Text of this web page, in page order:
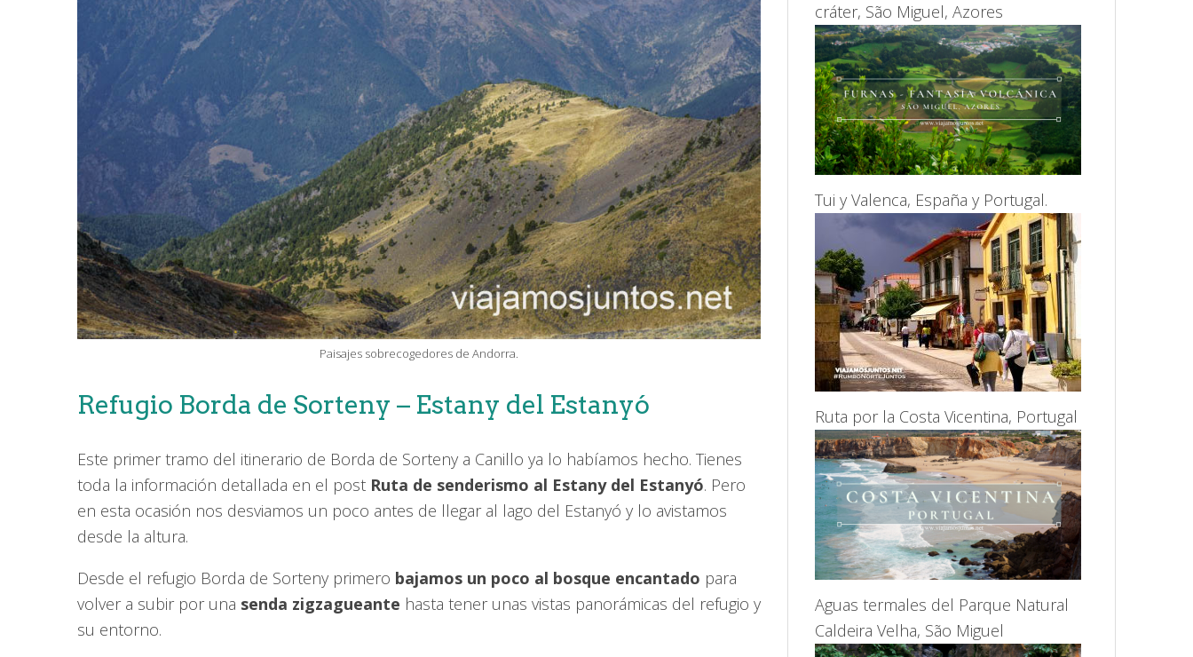
Paisajes sobrecogedores de Andorra.
Refugio Borda de Sorteny – Estany del Estanyó
Este primer tramo del itinerario de Borda de Sorteny a Canillo ya lo habíamos hecho. Tienes
toda la información detallada en el post Ruta de senderismo al Estany del Estanyó. Pero
en esta ocasión nos desviamos un poco antes de llegar al lago del Estanyó y lo avistamos
desde la altura.
Desde el refugio Borda de Sorteny primero bajamos un poco al bosque encantado para
volver a subir por una senda zigzagueante hasta tener unas vistas panorámicas del refugio y
su entorno.
cráter, São Miguel, Azores
Tui y Valenca, España y Portugal.
Ruta por la Costa Vicentina, Portugal
Aguas termales del Parque Natural
Caldeira Velha, São Miguel